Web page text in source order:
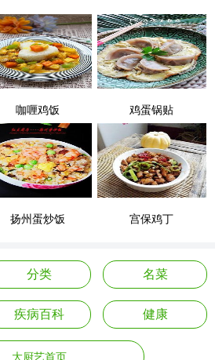
咖喱鸡饭 鸡蛋锅贴
扬州蛋炒饭 宫保鸡丁
分类 名菜
疾病百科 健康
大厨艺首页